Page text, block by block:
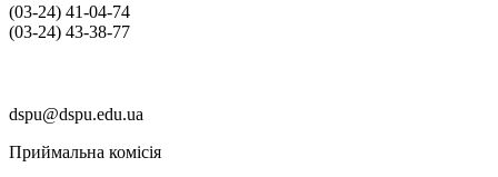
(03‑24) 41‑04‑74
(03‑24) 43‑38‑77
dspu@dspu.edu.ua
Приймальна комісія